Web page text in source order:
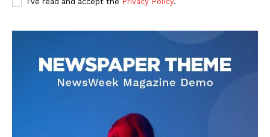
DOWNLOAD NOW
AIN NEWS 1